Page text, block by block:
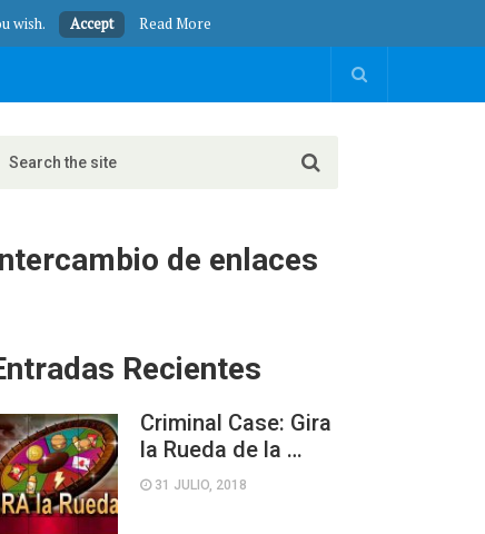
wish. Accept Read More
de enlaces
Recientes
Criminal Case: Gira
la Rueda de la …
31 JULIO, 2018